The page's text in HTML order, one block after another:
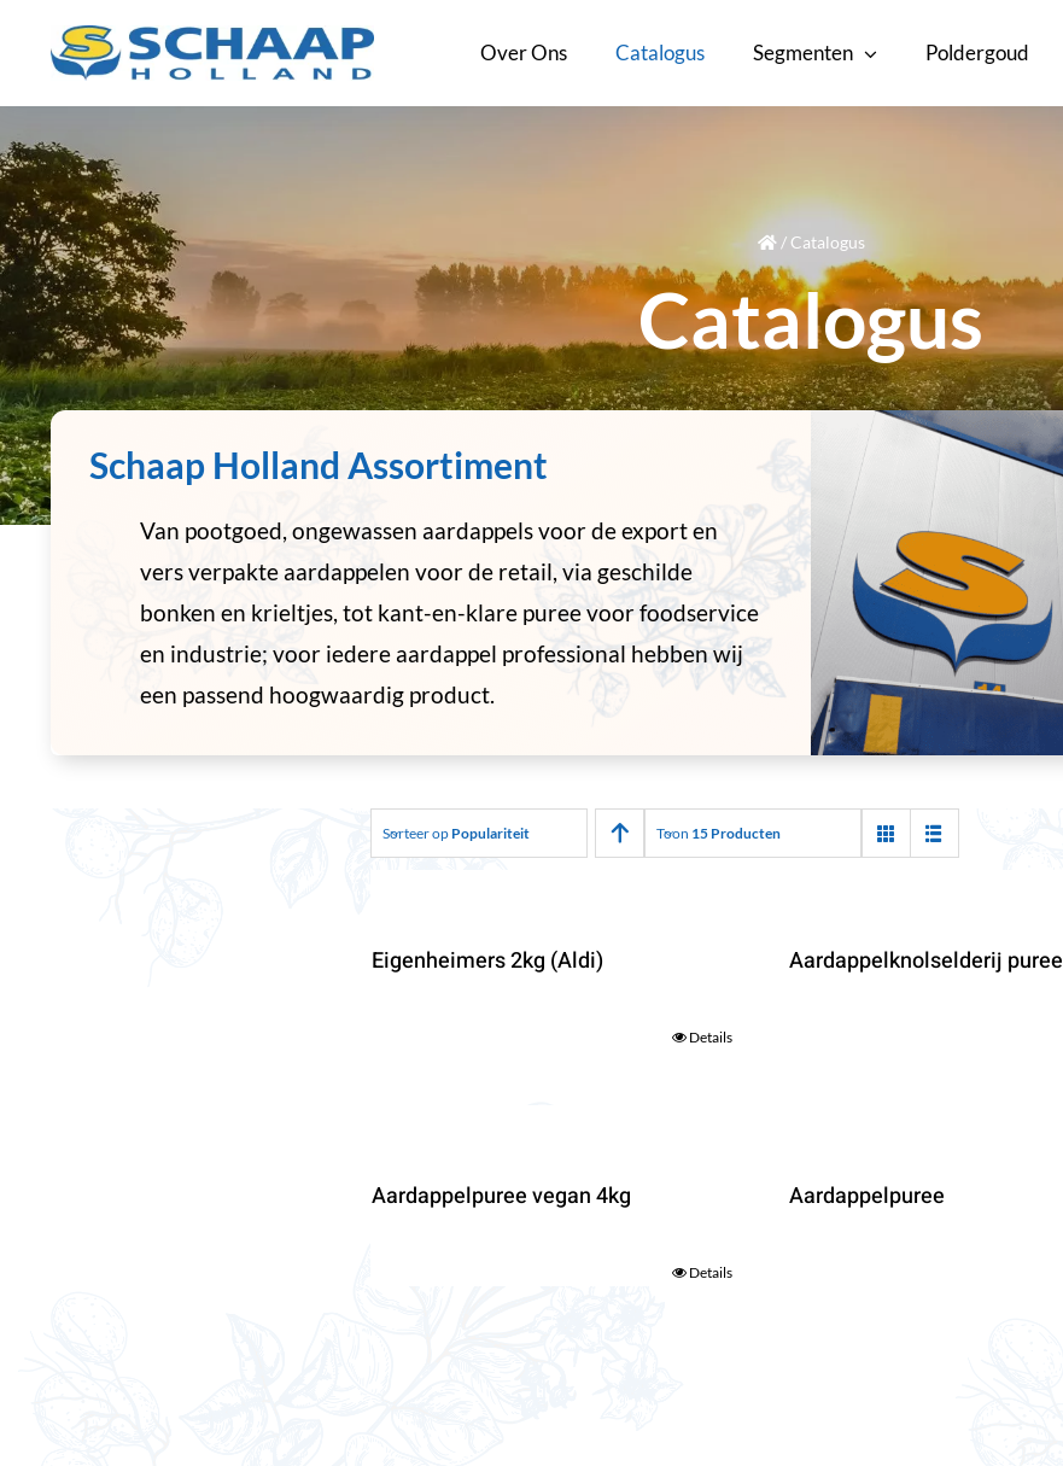
inhoud
Over Ons Catalogus Segmenten Poldergoud
/ Catalogus
Catalogus
Schaap Holland Assortiment
Van pootgoed, ongewassen aardappels voor de export en
vers verpakte aardappelen voor de retail, via geschilde
bonken en krieltjes, tot kant-en-klare puree voor foodservice
en industrie; voor iedere aardappel professional hebben wij
een passend hoogwaardig product.
Sorteer op Populariteit Toon 15 Producten
Eigenheimers 2kg (Aldi)
Details
Aardappelknolselderij puree
Aardappelpuree vegan 4kg
Details
Aardappelpuree